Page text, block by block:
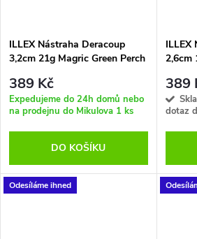
ILLEX Nástraha Deracoup
3,2cm 21g Magric Green Perch
389 Kč
Expedujeme do 24h domů nebo
na prodejnu do Mikulova 1 ks
DO KOŠÍKU
ILLEX
2,6cm
389
dotaz
Odesíláme ihned